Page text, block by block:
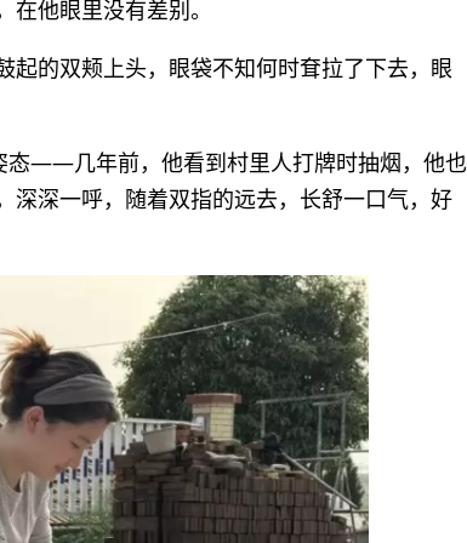
他眼里没有差别。
起的双颊上头，眼袋不知何时耷拉了下去，眼
态——几年前，他看到村里人打牌时抽烟，他也
深深一呼，随着双指的远去，长舒一口气，好